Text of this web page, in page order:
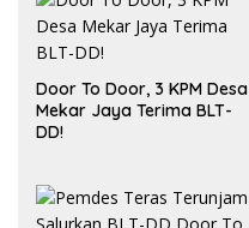
Door To Door, 3 KPM Desa
Mekar Jaya Terima BLT-
DD!